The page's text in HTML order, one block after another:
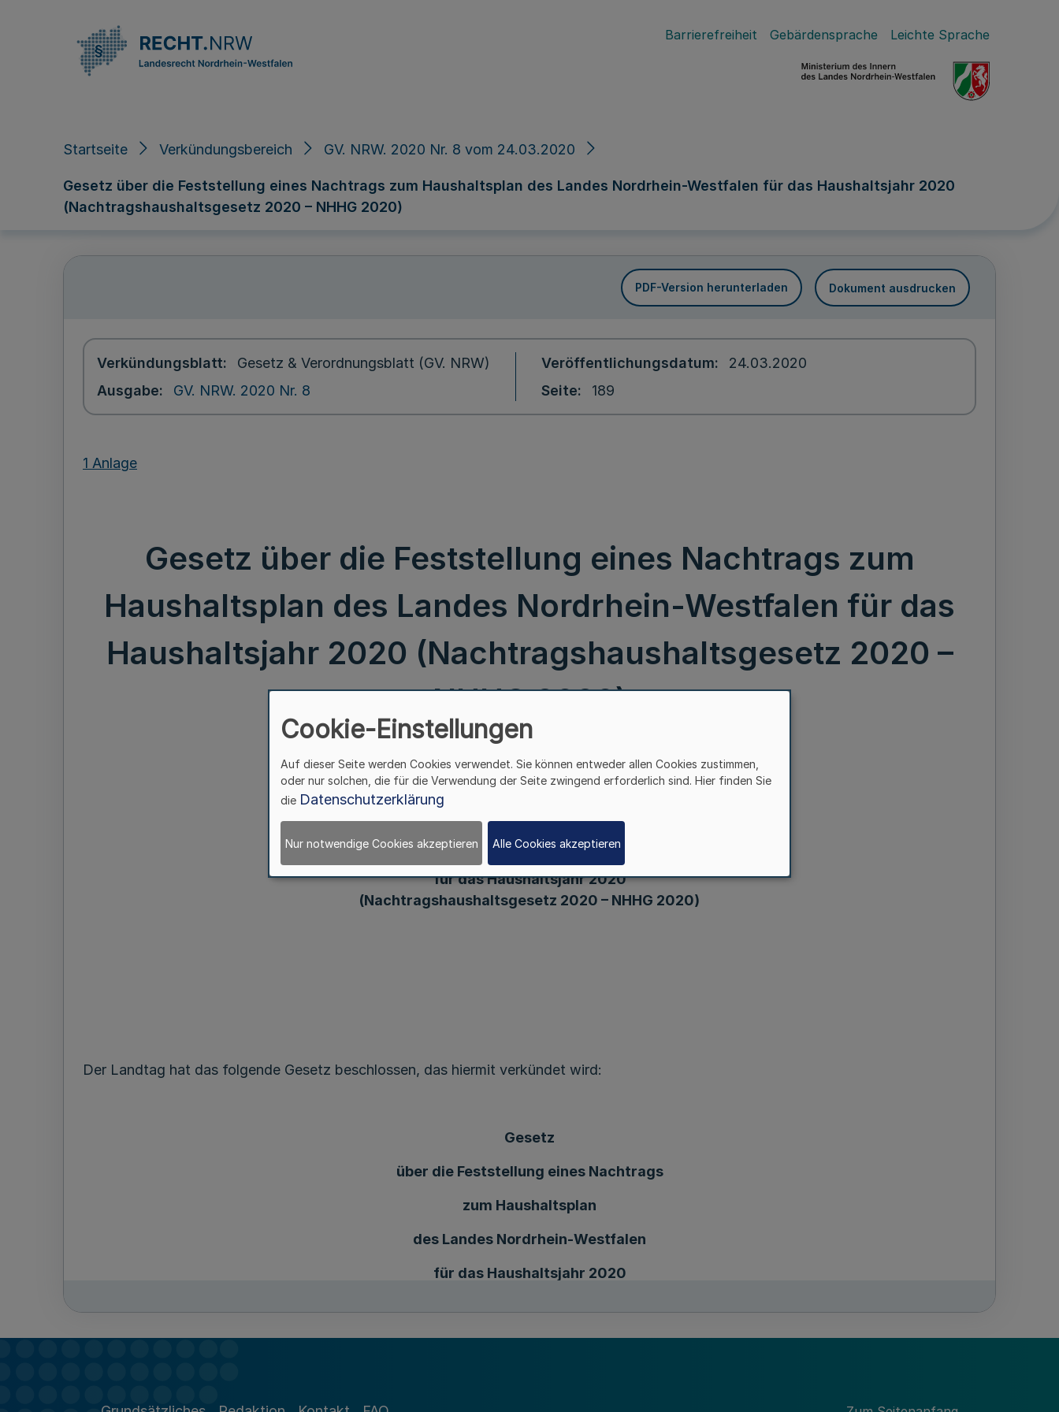
Barrierefreiheit Gebärdensprache Leichte Sprache
Startseite Verkündungsbereich GV. NRW. 2020 Nr. 8 vom 24.03.2020
Gesetz über die Feststellung eines Nachtrags zum Haushaltsplan des Landes Nordrhein-Westfalen für das Haushaltsjahr 2020
(Nachtragshaushaltsgesetz 2020 – NHHG 2020)
PDF-Version herunterladen Dokument ausdrucken
Verkündungsblatt
Gesetz & Verordnungsblatt (GV. NRW)
Ausgabe
GV. NRW. 2020 Nr. 8
Veröffentlichungsdatum
24.03.2020
Seite
189
1 Anlage
Gesetz über die Feststellung eines Nachtrags zum
Haushaltsplan des Landes Nordrhein-Westfalen für das
Haushaltsjahr 2020 (Nachtragshaushaltsgesetz 2020 –
NHHG 2020)
zum Haushaltsplan
für das Haushaltsjahr 2020
(Nachtragshaushaltsgesetz 2020 – NHHG 2020)
Der Landtag hat das folgende Gesetz beschlossen, das hiermit verkündet wird:
Gesetz
über die Feststellung eines Nachtrags
zum Haushaltsplan
des Landes Nordrhein-Westfalen
für das Haushaltsjahr 2020
Cookie-Einstellungen
Auf dieser Seite werden Cookies verwendet. Sie können entweder allen Cookies zustimmen,
oder nur solchen, die für die Verwendung der Seite zwingend erforderlich sind. Hier finden Sie
die Datenschutzerklärung
Nur notwendige Cookies akzeptieren Alle Cookies akzeptieren